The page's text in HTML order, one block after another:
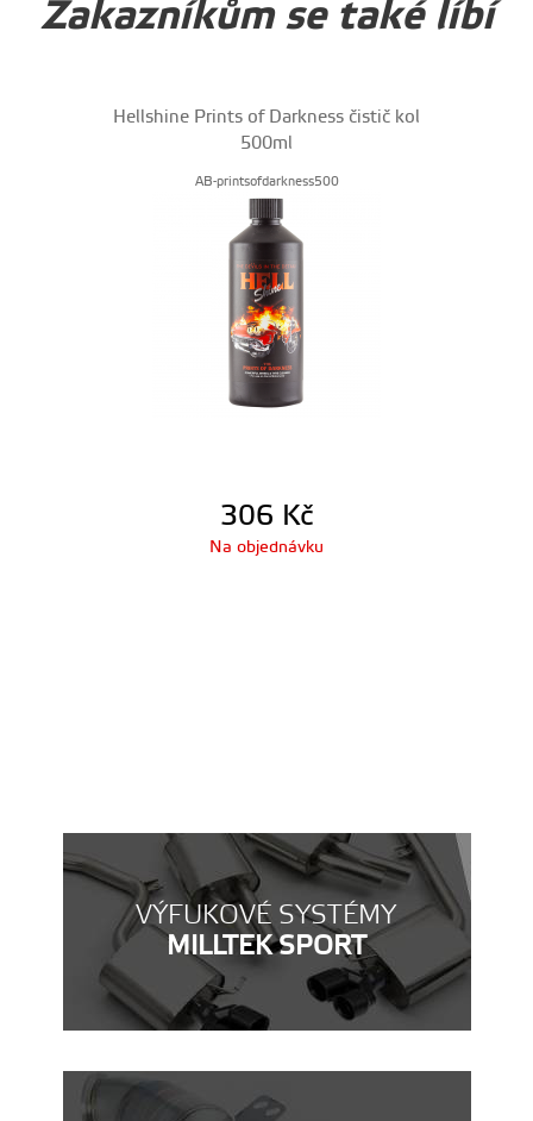
Zakazníkům se také líbí
Hellshine Prints of Darkness čistič kol
500ml
AB-printsofdarkness500
306 Kč
Na objednávku
VÝFUKOVÉ SYSTÉMY
MILLTEK SPORT